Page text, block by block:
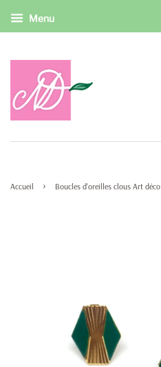
Menu
Accueil › Boucles d'oreilles clous Art déco